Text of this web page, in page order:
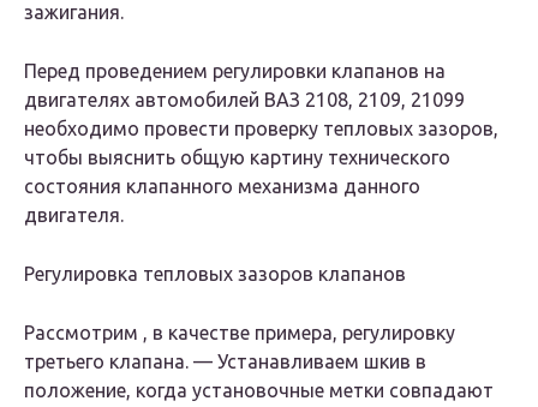
зажигания.
Перед проведением регулировки клапанов на
двигателях автомобилей ВАЗ 2108, 2109, 21099
необходимо провести проверку тепловых зазоров,
чтобы выяснить общую картину технического
состояния клапанного механизма данного
двигателя.
Регулировка тепловых зазоров клапанов
Рассмотрим , в качестве примера, регулировку
третьего клапана. — Устанавливаем шкив в
положение, когда установочные метки совпадают